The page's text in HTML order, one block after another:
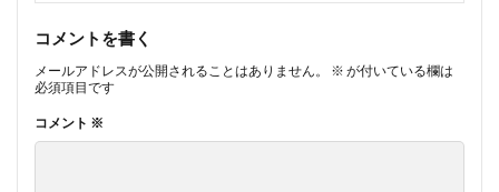
コメントを書く
メールアドレスが公開されることはありません。 ※ が付いている欄は
必須項目です
コメント ※